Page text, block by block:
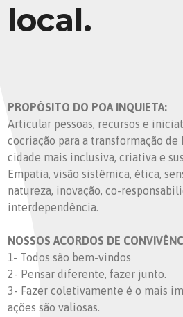
local.
PROPÓSITO DO POA INQUIETA:
Articular pessoas, recursos e
cocriação para a transformação
cidade mais inclusiva, criativa e
Empatia, visão sistêmica, ética,
natureza, inovação, co-
interdependência.
NOSSOS ACORDOS DE
1- Todos são bem-vindos
2- Pensar diferente, fazer junto.
3- Fazer coletivamente é o mais
ações são valiosas.